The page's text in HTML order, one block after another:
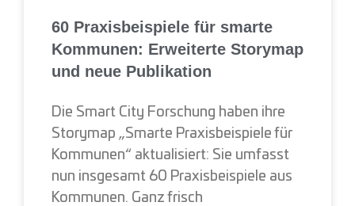
60 Praxisbeispiele für smarte
Kommunen: Erweiterte Storymap
und neue Publikation
Die Smart City Forschung haben ihre
Storymap „Smarte Praxisbeispiele für
Kommunen“ aktualisiert: Sie umfasst
nun insgesamt 60 Praxisbeispiele aus
Kommunen. Ganz frisch